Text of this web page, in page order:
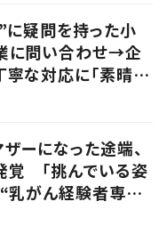
に疑問を持った小
に問い合わせ→企
な対応に「素晴ら
ーになった途端、
覚 「挑んでいる姿
乳がん経験者専門